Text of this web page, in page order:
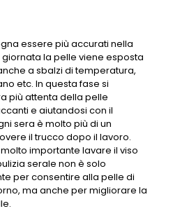
essere più accurati nella
la pelle viene esposta
a sbalzi di temperatura,
etc. In questa fase si
più attenta della pelle
e aiutandosi con il
sera è molto più di un
il trucco dopo il lavoro.
importante lavare il ​​viso
serale non è solo
per consentire alla pelle di
ma anche per migliorare la